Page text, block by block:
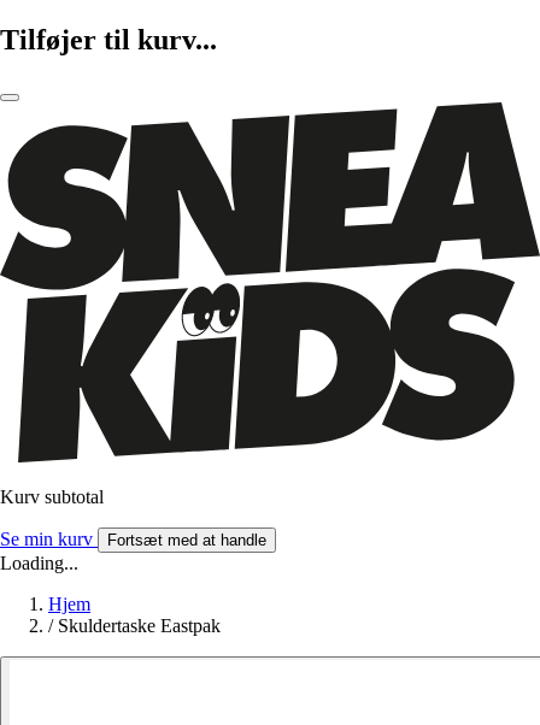
Tilføjer til kurv...
Kurv subtotal
Se min kurv Fortsæt med at handle
Loading...
Hjem
/ Skuldertaske Eastpak